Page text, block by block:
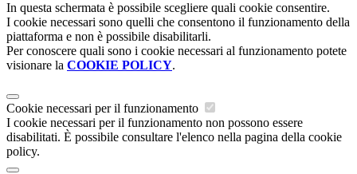
In questa schermata è possibile scegliere quali cookie consentire.
I cookie necessari sono quelli che consentono il funzionamento della
piattaforma e non è possibile disabilitarli.
Per conoscere quali sono i cookie necessari al funzionamento potete
visionare la COOKIE POLICY.
Cookie necessari per il funzionamento
I cookie necessari per il funzionamento non possono essere
disabilitati. È possibile consultare l'elenco nella pagina della cookie
policy.